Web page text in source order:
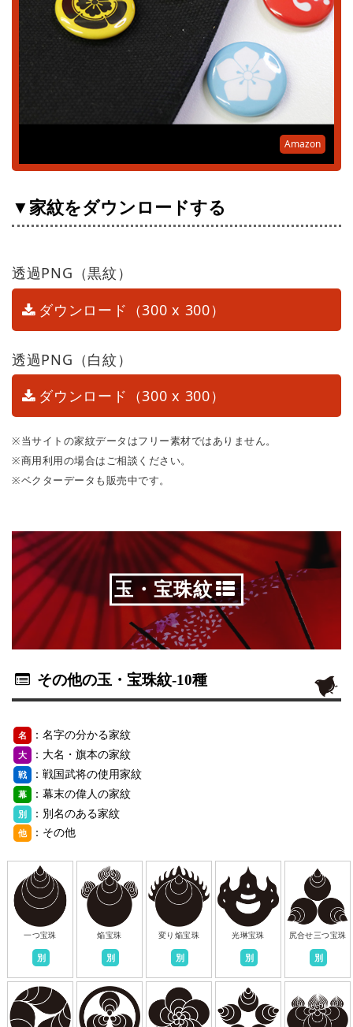
Amazon
▼家紋をダウンロードする
透過PNG（黒紋）
ダウンロード（300 x 300）
透過PNG（白紋）
ダウンロード（300 x 300）
※当サイトの家紋データはフリー素材ではありません。
※商用利用の場合はご相談ください。
※ベクターデータも販売中です。
玉・宝珠紋
その他の玉・宝珠紋-10種
名 ：名字の分かる家紋
大 ：大名・旗本の家紋
戦 ：戦国武将の使用家紋
幕 ：幕末の偉人の家紋
別 ：別名のある家紋
他 ：その他
一つ宝珠
別
焔宝珠
別
変り焔宝珠
別
光琳宝珠
別
尻合せ三つ宝珠
別